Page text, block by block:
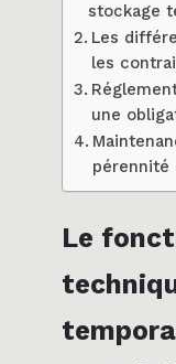
stockage
Les
les
une
pérennité
Le